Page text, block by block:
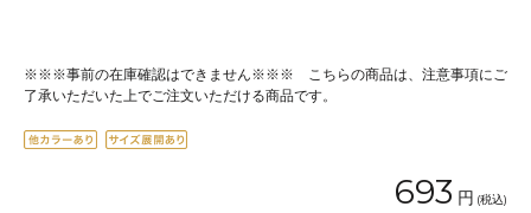
※※※事前の在庫確認はできません※※※ こちらの商品は、注意事項にご
了承いただいた上でご注文いただける商品です。
693 円 (税込)